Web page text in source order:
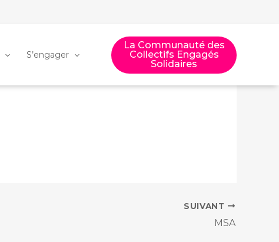
S’engager
La Communauté des
Collectifs Engagés
Solidaires
SUIVANT
MSA